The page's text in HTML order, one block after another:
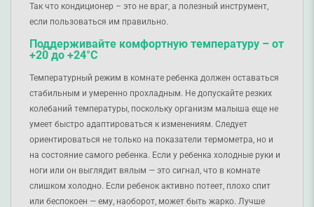
Так что кондиционер – это не враг, а полезный инструмент,
если пользоваться им правильно.
Поддерживайте комфортную температуру – от
+20 до +24°C
Температурный режим в комнате ребенка должен оставаться
стабильным и умеренно прохладным. Не допускайте резких
колебаний температуры, поскольку организм малыша еще не
умеет быстро адаптироваться к изменениям. Следует
ориентироваться не только на показатели термометра, но и
на состояние самого ребенка. Если у ребенка холодные руки и
ноги или он выглядит вялым — это сигнал, что в комнате
слишком холодно. Если ребенок активно потеет, плохо спит
или беспокоен — ему, наоборот, может быть жарко. Лучше